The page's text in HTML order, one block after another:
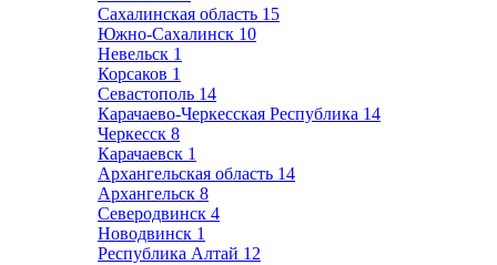
Сахалинская область 15
Южно-Сахалинск 10
Невельск 1
Корсаков 1
Севастополь 14
Карачаево-Черкесская Республика 14
Черкесск 8
Карачаевск 1
Архангельская область 14
Архангельск 8
Северодвинск 4
Новодвинск 1
Республика Алтай 12